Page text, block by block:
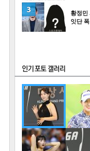
FOCUS
많이 본 뉴스
황정민
잇단